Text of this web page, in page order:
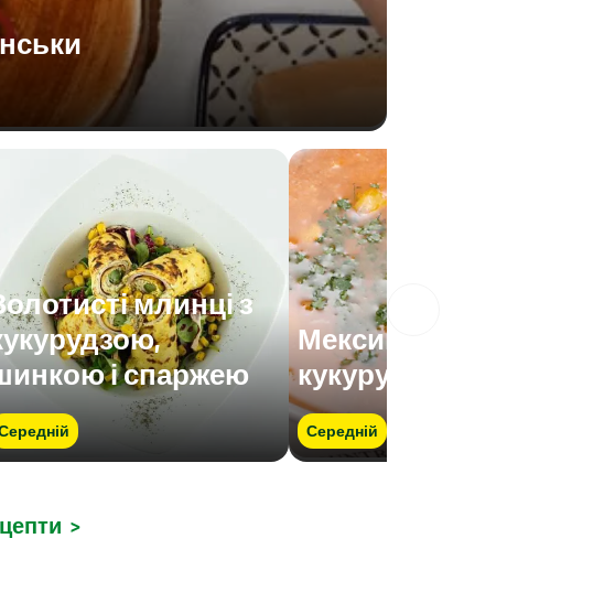
млинці з
і спаржею
Мексиканський
кукурудзяний суп
Середній
>